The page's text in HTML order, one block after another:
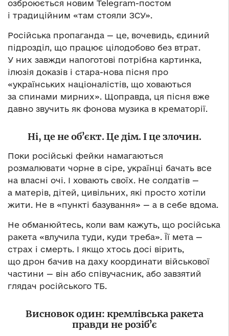
озброюється новим Telegram-постом
і традиційним «там стояли ЗСУ».
Російська пропаганда — це, вочевидь, єдиний
підрозділ, що працює цілодобово без втрат.
У них завжди напоготові потрібна картинка,
ілюзія доказів і стара-нова пісня про
«українських націоналістів, що ховаються
за спинами мирних». Щоправда, ця пісня вже
давно звучить як фонова музика в крематорії.
Ні, це не обʼєкт. Це дім. І це злочин.
Поки російські фейки намагаються
розмалювати чорне в сіре, українці бачать все
на власні очі. І ховають своїх. Не солдатів —
а матерів, дітей, цивільних, які просто хотіли
жити. Не в «пункті базування» — а в себе вдома.
Не обманюйтесь, коли вам кажуть, що російська
ракета «влучила туди, куди треба». Її мета —
страх і смерть. І якщо хтось досі вірить,
що дрон бачив на даху координати військової
частини — він або співучасник, або завзятий
глядач російського ТБ.
Висновок один: кремлівська ракета
правди не розібʼє